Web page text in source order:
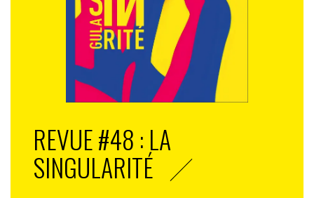
REVUE #48 : LA
SINGULARITÉ